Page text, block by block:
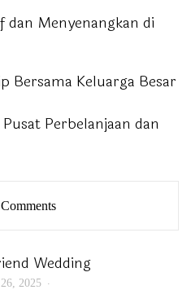
dan Menyenangkan di
Bersama Keluarga Besar
Perbelanjaan dan
Wedding
2025